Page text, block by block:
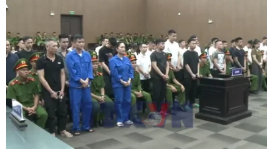
Cốm Tú Lệ - những hạt ngọc tinh túy của
núi rừng rẻo cao Tây Bắc
19/09/2016 03:27
Nhờ khí hậu, thổ nhưỡng vùng cao, cốm Tú Lệ thơm,
dẻo, ngọt đặc biệt khi chắt lọc được từ những tinh túy
của đất, trời cùng với sự mộc mạc của đồng bào dân
tộc Thái vùng Tây Bắc.